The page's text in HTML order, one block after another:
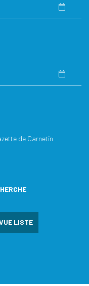
de Carnetin
LISTE